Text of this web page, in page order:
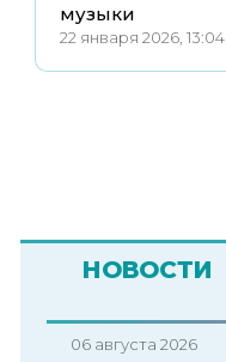
музыки
22 января 2026, 13:04
НОВОСТИ
06 августа 2026